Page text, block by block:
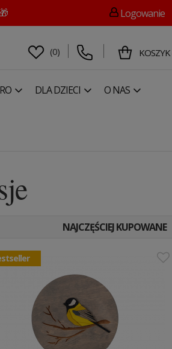
Logowanie
(0) KOSZYK
DLA DZIECI O NAS
NAJCZĘŚCIEJ KUPOWANE